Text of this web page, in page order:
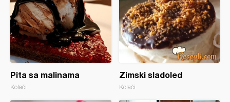
Pita sa malinama
Kolači
Zimski sladoled
Kolači